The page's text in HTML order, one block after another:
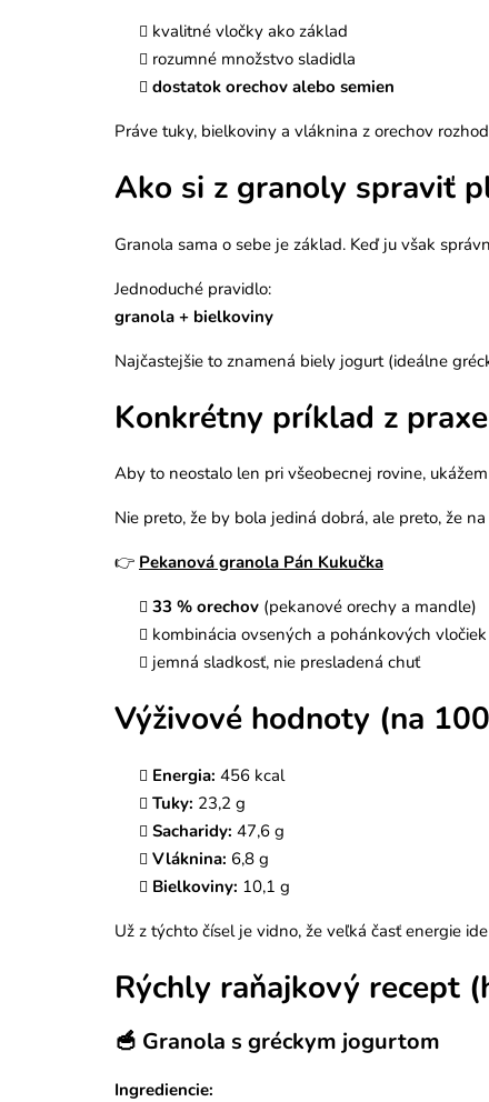
kvalitné vločky ako základ
rozumné množstvo sladidla
dostatok orechov alebo semien
Práve tuky, bielkoviny a vláknina z orechov
Ako si z granoly spraviť
Granola sama o sebe je základ. Keď ju však
Jednoduché pravidlo:
granola + bielkoviny
Najčastejšie to znamená biely jogurt (ideálne
Konkrétny príklad z praxe
Aby to neostalo len pri všeobecnej rovine,
Nie preto, že by bola jediná dobrá, ale preto, že
👉 Pekanová granola Pán Kukučka
33 % orechov (pekanové orechy a mandle)
kombinácia ovsených a pohánkových vločiek
jemná sladkosť, nie presladená chuť
Výživové hodnoty (na
Energia: 456 kcal
Tuky: 23,2 g
Sacharidy: 47,6 g
Vláknina: 6,8 g
Bielkoviny: 10,1 g
Už z týchto čísel je vidno, že veľká časť energie
Rýchly raňajkový recept
🥣 Granola s gréckym jogurtom
Ingrediencie: